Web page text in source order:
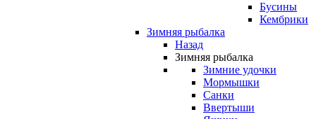
Бусины
Кембрики
Зимняя рыбалка
Назад
Зимняя рыбалка
Зимние удочки
Мормышки
Санки
Ввертыши